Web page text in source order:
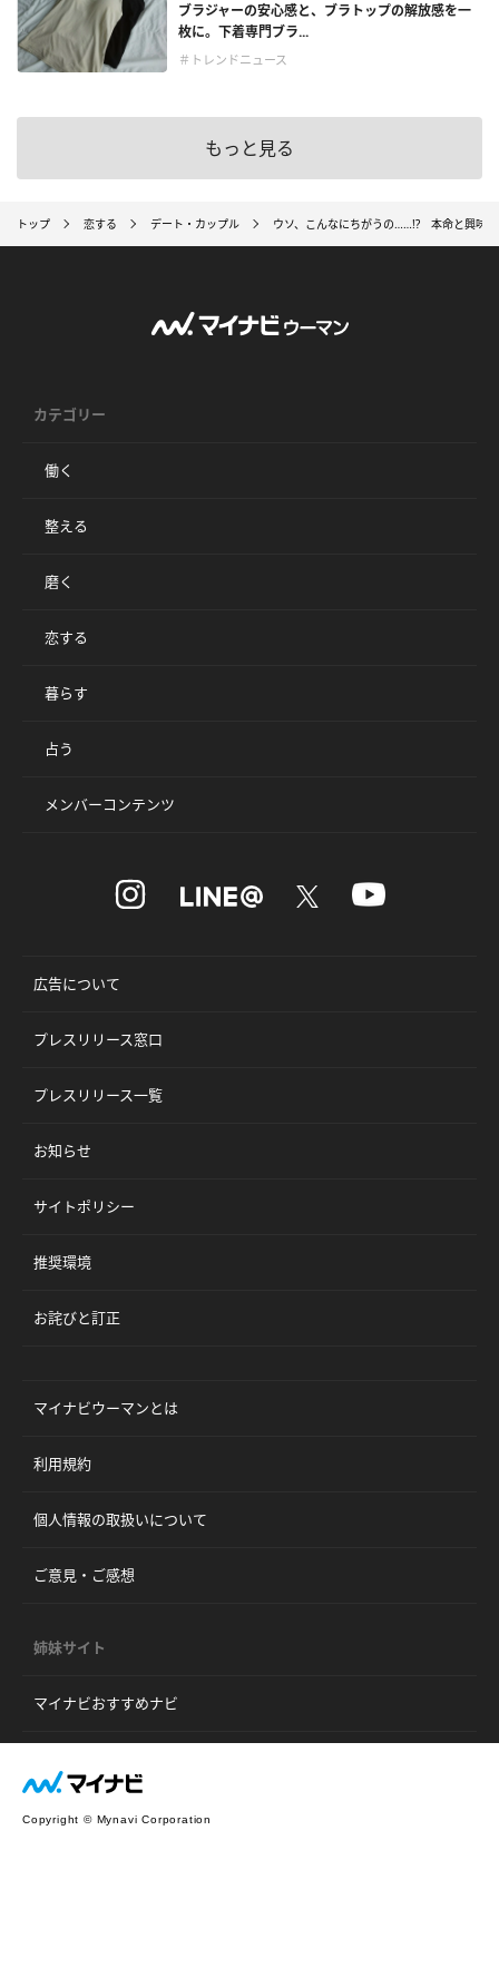
ブラジャーの安心感と、ブラトップの解放感を一
枚に。下着専門ブラ...
＃トレンドニュース
もっと見る
トップ 恋する デート・カップル ウソ、こんなにちがうの……!? 本命と興味
カテゴリー
働く
整える
磨く
恋する
暮らす
占う
メンバーコンテンツ
広告について
プレスリリース窓口
プレスリリース一覧
お知らせ
サイトポリシー
推奨環境
お詫びと訂正
マイナビウーマンとは
利用規約
個人情報の取扱いについて
ご意見・ご感想
姉妹サイト
マイナビおすすめナビ
Copyright © Mynavi Corporation